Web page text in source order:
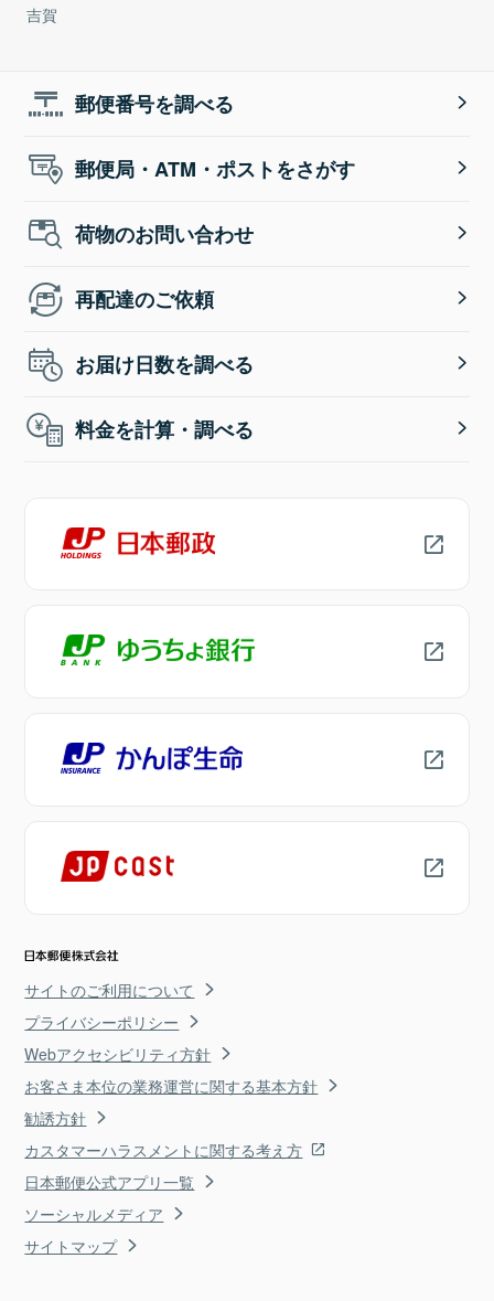
吉賀
郵便番号を調べる
郵便局・ATM・ポストをさがす
荷物のお問い合わせ
再配達のご依頼
お届け日数を調べる
料金を計算・調べる
サイトのご利用について
プライバシーポリシー
Webアクセシビリティ方針
お客さま本位の業務運営に関する基本方針
勧誘方針
カスタマーハラスメントに関する考え方
日本郵便公式アプリ一覧
ソーシャルメディア
サイトマップ